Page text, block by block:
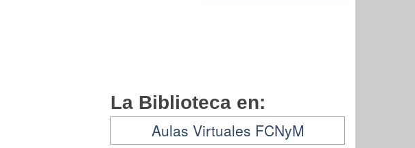
La Biblioteca en:
Aulas Virtuales FCNyM